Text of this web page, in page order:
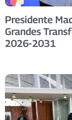
Presidente
Grandes
2026-2031